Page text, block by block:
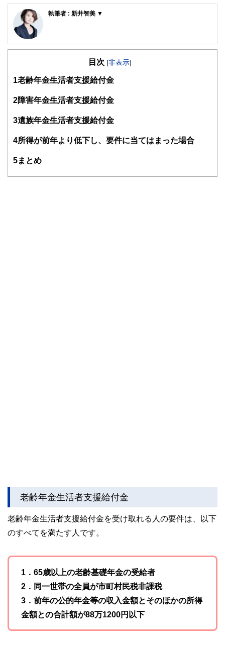
執筆者 : 新井智美 ▼
（保有資格）
・１級ファイナンシャル・プランニング技能士
・DC(確定拠出年金)プランナー
・住宅ローンアドバイザー
マネーコンサルタントとしての個人向け相談、NISA・
るセミナー講師のほか、金融メディアへの執筆および監修に
以上の執筆・監修をこなしており、これまでの執筆・監修実
目次 [非表示]
1老齢年金生活者支援給付金
2障害年金生活者支援給付金
3遺族年金生活者支援給付金
4所得が前年より低下し、要件に当てはまった場合
5まとめ
老齢年金生活者支援給付金
老齢年金生活者支援給付金を受け取れる人の要件は、以下
のすべてを満たす人です。
1．65歳以上の老齢基礎年金の受給者
2．同一世帯の全員が市町村民税非課税
3．前年の公的年金等の収入金額とそのほかの所得
金額との合計額が88万1200円以下